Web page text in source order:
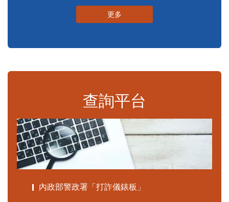
更多
查詢平台
內政部警政署「打詐儀錶板」